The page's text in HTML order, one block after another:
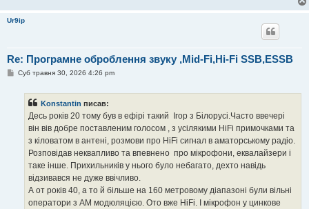
Ur9ip
Re: Програмне оброблення звуку ,Mid-Fi,Hi-Fi SSB,ESSB
ПСуб травня 30, 2026 4:26 pm
Konstantin писав:
Десь років 20 тому був в ефірі такий Ігор з Білорусі.Часто ввечері
він вів добре поставленим голосом , з усілякими HiFi примочками та
з кіловатом в антені, розмови про HiFi сигнал в аматорському радіо.
Розповідав неквапливо та впевнено про мікрофони, еквалайзери і
таке інше. Прихильників у нього було небагато, дехто навідь
відзивався не дуже ввічливо.
А от років 40, а то й більше на 160 метровому діапазоні були вільні
оператори з АМ модюляцією. Ото вже HiFi. І мікрофон у цинкове